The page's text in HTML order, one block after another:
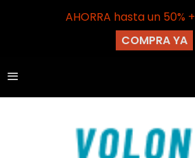
AHORRA hasta un 50% +
COMPRA YA